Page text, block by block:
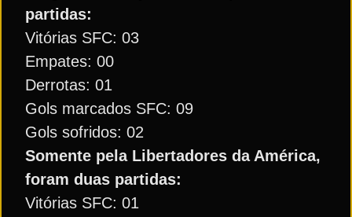
partidas:
Vitórias SFC: 03
Empates: 00
Derrotas: 01
Gols marcados SFC: 09
Gols sofridos: 02
Somente pela Libertadores da América,
foram duas partidas:
Vitórias SFC: 01